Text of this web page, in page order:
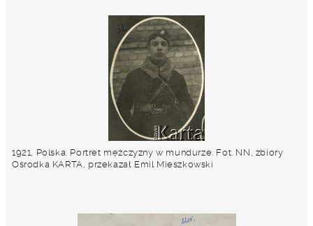
1921, Polska. Portret mężczyzny w mundurze. Fot. NN, zbiory
Ośrodka KARTA, przekazał Emil Mieszkowski